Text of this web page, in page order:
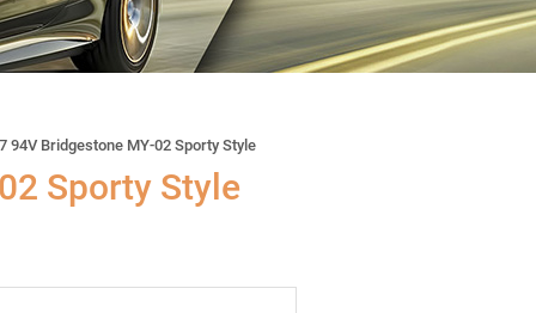
94V Bridgestone MY-02 Sporty Style
Sporty Style